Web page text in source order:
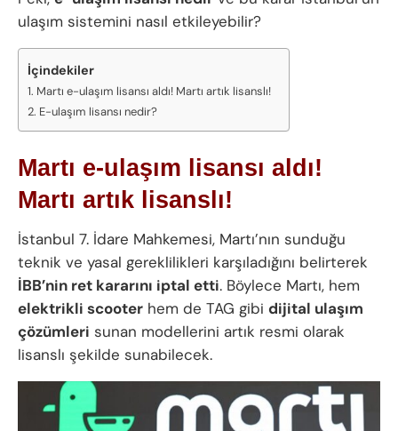
ulaşım sistemini nasıl etkileyebilir?
İçindekiler
Martı e-ulaşım lisansı aldı! Martı artık lisanslı!
E-ulaşım lisansı nedir?
Martı e-ulaşım lisansı aldı!
Martı artık lisanslı!
İstanbul 7. İdare Mahkemesi, Martı’nın sunduğu
teknik ve yasal gereklilikleri karşıladığını belirterek
İBB’nin ret kararını iptal etti. Böylece Martı, hem
elektrikli scooter hem de TAG gibi dijital ulaşım
çözümleri sunan modellerini artık resmi olarak
lisanslı şekilde sunabilecek.